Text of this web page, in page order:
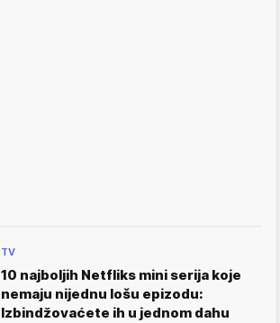
TV
10 najboljih Netfliks mini serija koje
nemaju nijednu lošu epizodu:
Izbindžovaćete ih u jednom dahu